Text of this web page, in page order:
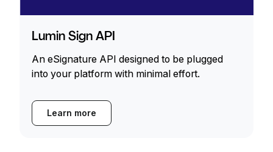
Lumin Sign API
An eSignature API designed to be plugged
into your platform with minimal effort.
Learn more